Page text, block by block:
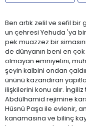
Ben artık zelil ve sefil bir
un çehresi Yehuda 'ya
pek muazzez bir
de dünyanın beni en
olmayan emniyetini,
şeyin kalbini ondan
ününü kazandıran
ilişkilerini konu alır.
Abdülhamid rejimine
Hüsnü Paşa ile evlenir,
kanamasına ve bilinç